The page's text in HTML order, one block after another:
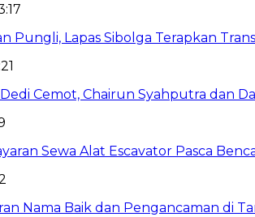
Pungli, Lapas Sibolga Terapkan
Cemot, Chairun Syahputra dan
Sewa Alat Escavator Pasca
Nama Baik dan Pengancaman di